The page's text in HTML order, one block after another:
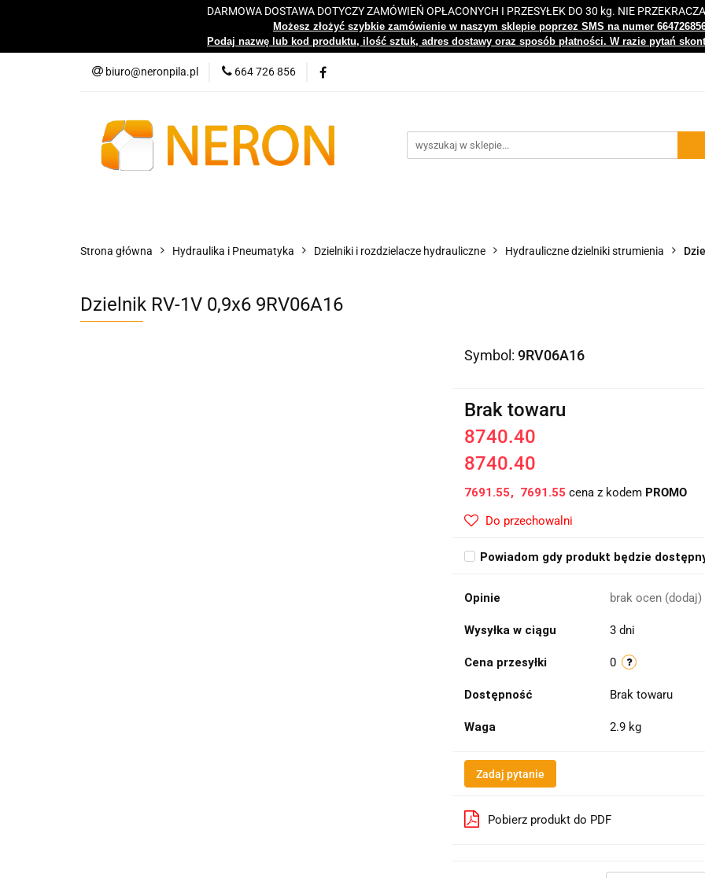
DARMOWA DOSTAWA DOTYCZY ZAMÓWIEŃ OPŁACONYCH I PRZESYŁEK DO 30 kg. NIE
Możesz złożyć szybkie zamówienie w naszym sklepie poprzez SMS na numer
Podaj nazwę lub kod produktu, ilość sztuk, adres dostawy oraz sposób płatności. W razie pytań
biuro@neronpila.pl 664 726 856
Katalogi Nowości Bestsellery Kontakt Centrum
Strona główna Hydraulika i Pneumatyka Dzielniki i rozdzielacze hydrauliczne Hydrauliczne dzielniki strumienia
Dzielnik RV-1V 0,9x6 9RV06A16
Symbol: 9RV06A16
Brak towaru
8740.40
8740.40
7691.55 7691.55 cena z kodem PROMO
Do przechowalni
Powiadom gdy produkt będzie
Opinie brak ocen (dodaj)
Wysyłka w ciągu 3 dni
Cena przesyłki 0
Dostępność Brak towaru
Waga 2.9 kg
Zadaj pytanie
Pobierz produkt do PDF